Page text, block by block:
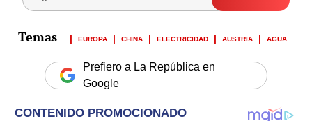
EUROPA CHINA ELECTRICIDAD AUSTRIA AGUA
Prefiero a La República en
Google